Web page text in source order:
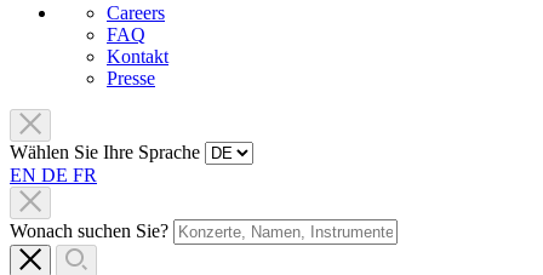
Careers
FAQ
Kontakt
Presse
Wählen Sie Ihre Sprache
EN DE FR
Wonach suchen Sie?